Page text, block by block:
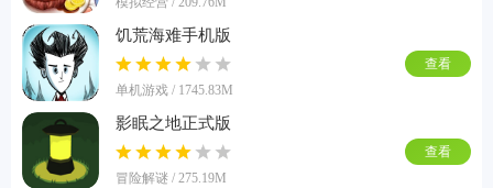
饥荒海难手机版
单机游戏 / 1745.83M
查看
影眠之地正式版
冒险解谜 / 275.19M
查看